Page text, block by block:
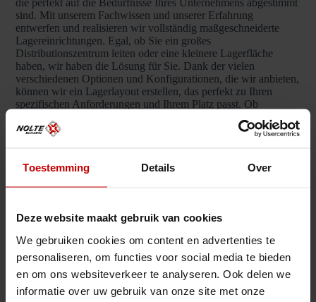
Toestemming Details Over
Deze website maakt gebruik van cookies
We gebruiken cookies om content en advertenties te
personaliseren, om functies voor social media te bieden
en om ons websiteverkeer te analyseren. Ook delen we
informatie over uw gebruik van onze site met onze
die perfekt auf die Bedürfnisse Ihres Unternehmens abgestimmt
sind. Mit unserem Fachwissen und unserer Erfahrung
entwerfen und realisieren wir vollständig maßgeschneiderte
Lagereinrichtungen. Egal, ob Sie ein großes
Distributionszentrum leiten oder eine kleinere Lagerfläche
haben, wir haben die Lösung für Sie. Dank der vielen
verschiedenen Optionen und Konfigurationen, die wir anbieten,
können wir ein Lagerlayout erstellen, das perfekt zu Ihren
spezifischen Anforderungen und Ihrem Platz passt. Ob
Palettenregale, Fachbodenregale, Einfahrregale oder andere
Lagersysteme – wir sorgen dafür, dass Ihr Lager optimal
Sicherheit
Der Einbau eines Zwischengeschosses ist für die
Mitarbeiter viel sicherer als Hochregale in einem
Lager. Mit einem festen Zwischengeschoss gibt es
keine Risiken. Außerdem können Sie den gesamten
Raum gleichzeitig voll ausnutzen.